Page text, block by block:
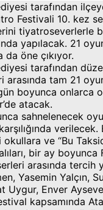
tarafından
Festivali 10. kez
tiyatroseverlerle
yapılacak. 21
da öne çıkıyor.
tarafından
arasında tam 21
boyunca onlarca
atacak.
sahnelenecek
ve “Bu
bir ay boyunca
arasında tercih
Yasemin Yalçın,
Uygur, Enver
kapsamında